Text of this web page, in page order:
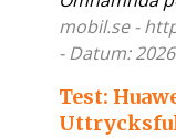
mobil.se -
- Datum:
Test: